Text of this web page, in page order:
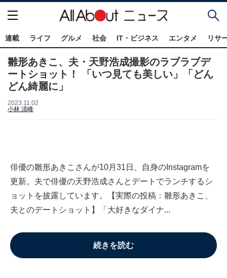
連載 ライフ グルメ 社会 IT・ビジネス エンタメ リサ
雛形あきこ、夫・天野浩成撮影のラブラブデ
ートショット！ 「いつ見ても美しい」「どん
どん綺麗に」
2023.11.02
小林 清峰
俳優の雛形あきこさんが10月31日、自身のInstagramを
更新。夫で俳優の天野浩成さんとデートでランチするシ
ョットを披露しています。【実際の投稿：雛形あきこ、
夫とのデートショット】「大好きなダイナ...
続きを読む